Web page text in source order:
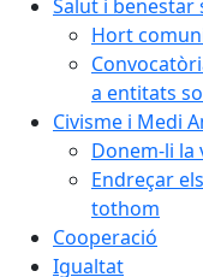
Salut i benestar
Hort
a entitats
Civisme i Medi
Donem-li la
Endreçar
tothom
Cooperació
Igualtat